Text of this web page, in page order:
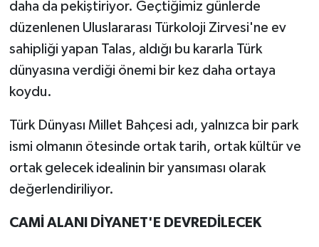
daha da pekiştiriyor. Geçtiğimiz günlerde
düzenlenen Uluslararası Türkoloji Zirvesi'ne ev
sahipliği yapan Talas, aldığı bu kararla Türk
dünyasına verdiği önemi bir kez daha ortaya
koydu.
Türk Dünyası Millet Bahçesi adı, yalnızca bir park
ismi olmanın ötesinde ortak tarih, ortak kültür ve
ortak gelecek idealinin bir yansıması olarak
değerlendiriliyor.
CAMİ ALANI DİYANET'E DEVREDİLECEK